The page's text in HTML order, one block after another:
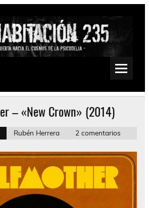
Doom, Sludge, Fuzz, Space, Drone
– «New Crown» (2014)
Rubén Herrera 2 comentarios